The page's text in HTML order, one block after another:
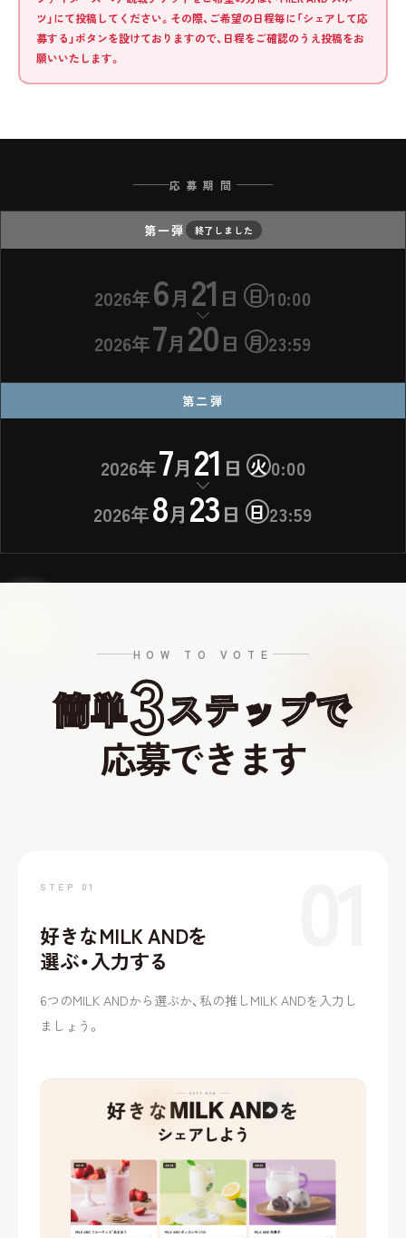
ツ」にて投稿してください。その際、ご希望の日程毎に「シェアして応
募する」ボタンを設けておりますので、日程をご確認のうえ投稿をお
願いいたします。
応募期間
第一弾 終了しました
2026年6月 21 日 日10:00
2026年7月 20 日 月23:59
第二弾
2026年7月 21 日 火0:00
2026年8月 23 日 日23:59
HOW TO VOTE
簡単3ステップで
応募できます
STEP 01
好きなMILK ANDを
選ぶ・入力する
6つのMILK ANDから選ぶか、私の推しMILK ANDを入力し
ましょう。